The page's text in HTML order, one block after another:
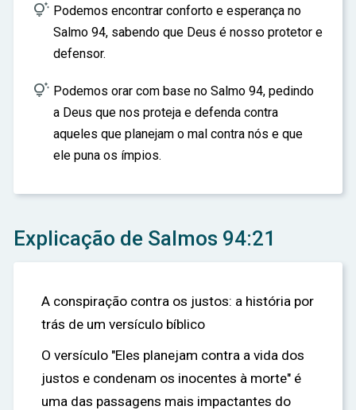
 Podemos encontrar conforto e esperança no
Salmo 94, sabendo que Deus é nosso protetor e
defensor.
 Podemos orar com base no Salmo 94, pedindo
a Deus que nos proteja e defenda contra
aqueles que planejam o mal contra nós e que
ele puna os ímpios.
Explicação de Salmos 94:21
A conspiração contra os justos: a história por
trás de um versículo bíblico
O versículo "Eles planejam contra a vida dos
justos e condenam os inocentes à morte" é
uma das passagens mais impactantes do